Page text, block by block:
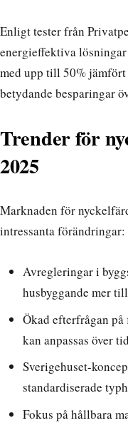
Enligt tester från
energieffektiva
med upp till 50%
betydande besparingar
Trender för
2025
Marknaden för
intressanta förändringar:
Avregleringar i
husbyggande mer
Ökad efterfrågan
kan anpassas över tid
Sverigehuset-
standardiserade
Fokus på hållbara